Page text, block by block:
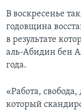
В воскресенье
годовщина
в результате
аль-Абидин бен
года.
«Работа, свобода,
который